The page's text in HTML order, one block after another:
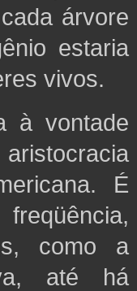
árvore
estaria
vivos.
à vontade
É
como a
até há